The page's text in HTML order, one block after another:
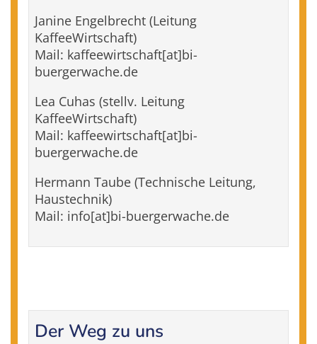
Janine Engelbrecht (Leitung
KaffeeWirtschaft)
Mail: kaffeewirtschaft[at]bi-
buergerwache.de
Lea Cuhas (stellv. Leitung
KaffeeWirtschaft)
Mail: kaffeewirtschaft[at]bi-
buergerwache.de
Hermann Taube (Technische Leitung,
Haustechnik)
Mail: info[at]bi-buergerwache.de
Der Weg zu uns